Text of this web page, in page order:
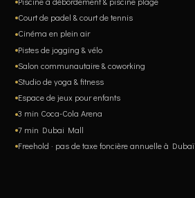
Court de padel & court de tennis
Cinéma en plein air
Pistes de jogging & vélo
Salon communautaire & coworking
Studio de yoga & fitness
Espace de jeux pour enfants
3 min Coca-Cola Arena
7 min Dubai Mall
Freehold · pas de taxe foncière annuelle à Dubaï